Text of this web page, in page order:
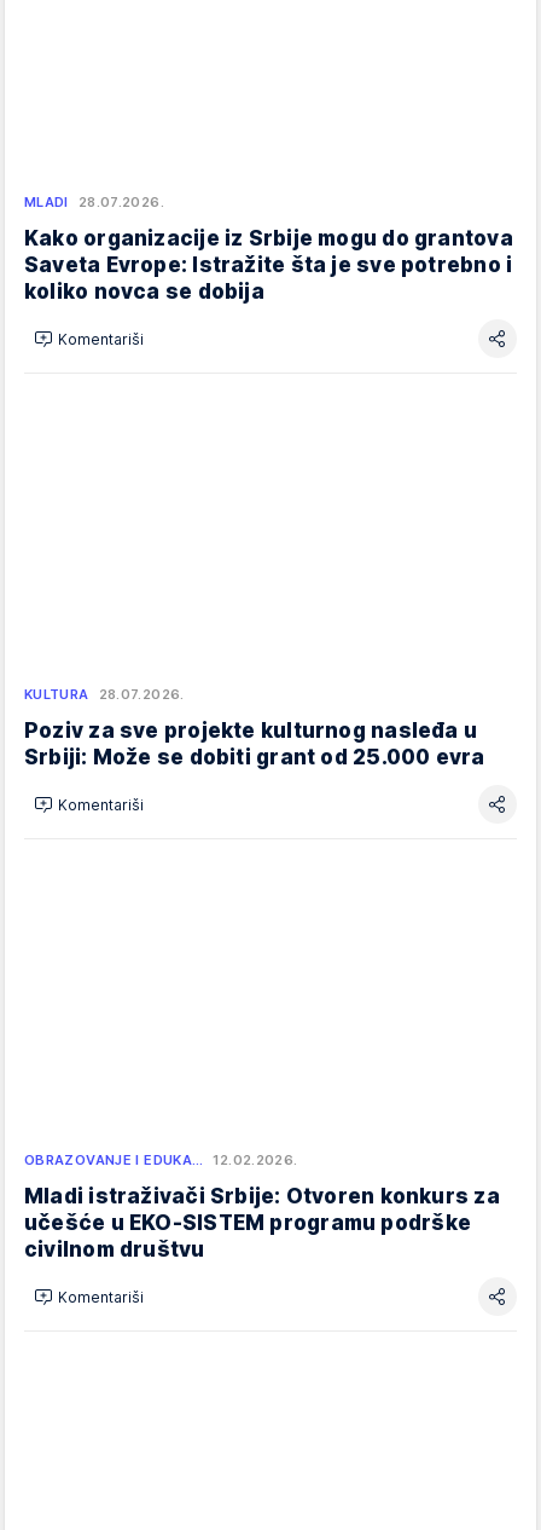
MLADI 28.07.2026.
Kako organizacije iz Srbije mogu do grantova
Saveta Evrope: Istražite šta je sve potrebno i
koliko novca se dobija
Komentariši
KULTURA 28.07.2026.
Poziv za sve projekte kulturnog nasleđa u
Srbiji: Može se dobiti grant od 25.000 evra
Komentariši
OBRAZOVANJE I EDUKA… 12.02.2026.
Mladi istraživači Srbije: Otvoren konkurs za
učešće u EKO-SISTEM programu podrške
civilnom društvu
Komentariši